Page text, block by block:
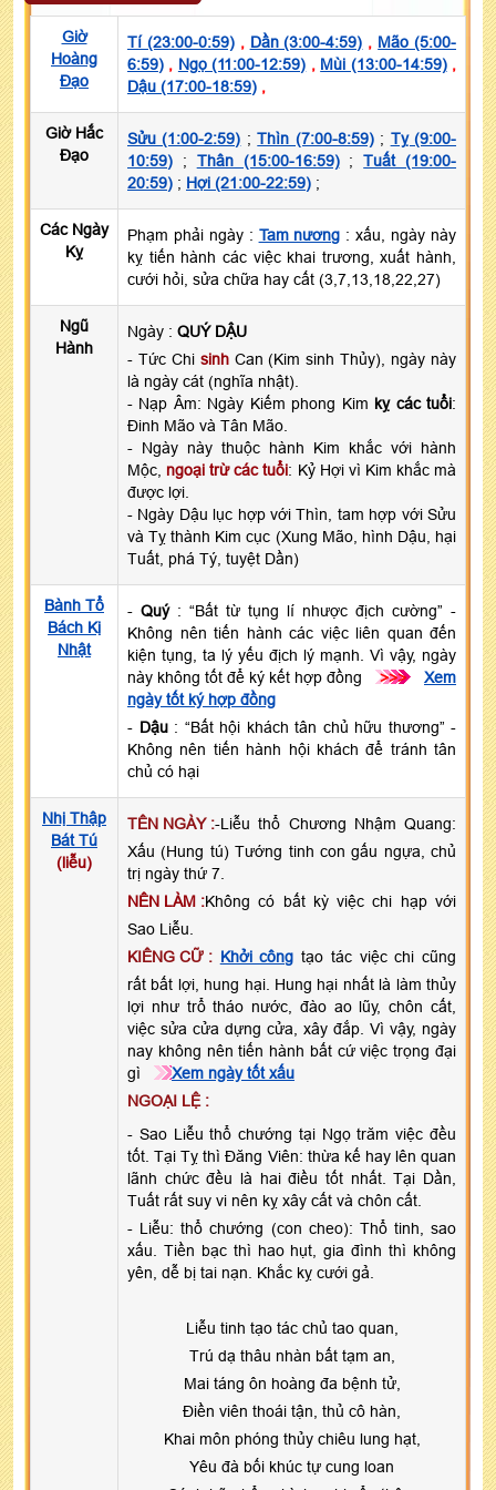
Giờ
Hoàng
Đạo
Tí (23:00-0:59), Dần (3:00-4:59) , Mão (5:00-
6:59) , Ngọ (11:00-12:59) , Mùi (13:00-14:59),
Dậu (17:00-18:59) ,
Giờ Hắc
Đạo
Sửu (1:00-2:59) ;Thìn (7:00-8:59); Tỵ (9:00-
10:59) ; Thân (15:00-16:59);Tuất (19:00-
20:59) ; Hợi (21:00-22:59) ;
Các Ngày
Kỵ
Phạm phải ngày : Tam nương : xấu, ngày này
kỵ tiến hành các việc khai trương, xuất hành,
cưới hỏi, sửa chữa hay cất (3,7,13,18,22,27)
Ngũ
Hành
Ngày : QUÝ DẬU
- Tức Chi sinhCan (Kim sinh Thủy), ngày này
là ngày cát (nghĩa nhật).
- Nạp Âm: Ngày Kiếm phong Kim kỵ các tuổi:
Đinh Mão và Tân Mão.
- Ngày này thuộc hành Kim khắc với hành
Mộc, ngoại trừ các tuổi: Kỷ Hợi vì Kim khắc mà
được lợi.
- Ngày Dậu lục hợp với Thìn, tam hợp với Sửu
và Tỵ thành Kim cục (Xung Mão, hình Dậu, hại
Tuất, phá Tý, tuyệt Dần)
Bành Tổ
Bách Kị
Nhật
- Quý: “Bất từ tụng lí nhược địch cường” -
Không nên tiến hành các việc liên quan đến
kiện tụng, ta lý yếu địch lý mạnh. Vì vậy, ngày
này không tốt để ký kết hợp đồng
>>>
Xem
ngày tốt ký hợp đồng
- Dậu: “Bất hội khách tân chủ hữu thương” -
Không nên tiến hành hội khách để tránh tân
chủ có hại
Nhị Thập
Bát Tú
(liễu)
TÊN NGÀY :-Liễu thổ Chương Nhậm Quang:
Xấu (Hung tú) Tướng tinh con gấu ngựa, chủ
trị ngày thứ 7.
NÊN LÀM :Không có bất kỳ việc chi hạp với
Sao Liễu.
KIÊNG CỮ : Khởi công tạo tác việc chi cũng
rất bất lợi, hung hại. Hung hại nhất là làm thủy
lợi như trổ tháo nước, đào ao lũy, chôn cất,
việc sửa cửa dựng cửa, xây đắp. Vì vậy, ngày
nay không nên tiến hành bất cứ việc trọng đại
gì
Xem ngày tốt xấu
NGOẠI LỆ :
- Sao Liễu thổ chướng tại Ngọ trăm việc đều
tốt. Tại Tỵ thì Đăng Viên: thừa kế hay lên quan
lãnh chức đều là hai điều tốt nhất. Tại Dần,
Tuất rất suy vi nên kỵ xây cất và chôn cất.
- Liễu: thổ chướng (con cheo): Thổ tinh, sao
xấu. Tiền bạc thì hao hụt, gia đình thì không
yên, dễ bị tai nạn. Khắc kỵ cưới gả.
Liễu tinh tạo tác chủ tao quan,
Trú dạ thâu nhàn bất tạm an,
Mai táng ôn hoàng đa bệnh tử,
Điền viên thoái tận, thủ cô hàn,
Khai môn phóng thủy chiêu lung hạt,
Yêu đà bối khúc tự cung loan